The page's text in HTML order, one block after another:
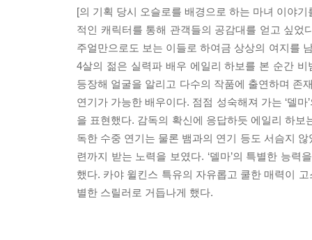
[의 기획 당시 오슬로를 배경으로 하는 마녀 이야
적인 캐릭터를 통해 관객들의 공감대를 얻고 싶
주얼만으로도 보는 이들로 하여금 상상의 여지를
4살의 젊은 실력파 배우 에일리 하보를 본 순간
등장해 얼굴을 알리고 다수의 작품에 출연하며 존
연기가 가능한 배우이다. 점점 성숙해져 가는 ‘델
을 표현했다. 감독의 확신에 응답하듯 에일리 하보
독한 수중 연기는 물론 뱀과의 연기 등도 서슴지
련까지 받는 노력을 보였다. ‘델마’의 특별한 능
했다. 카야 윌킨스 특유의 자유롭고 쿨한 매력이 고
별한 스릴러로 거듭나게 했다.